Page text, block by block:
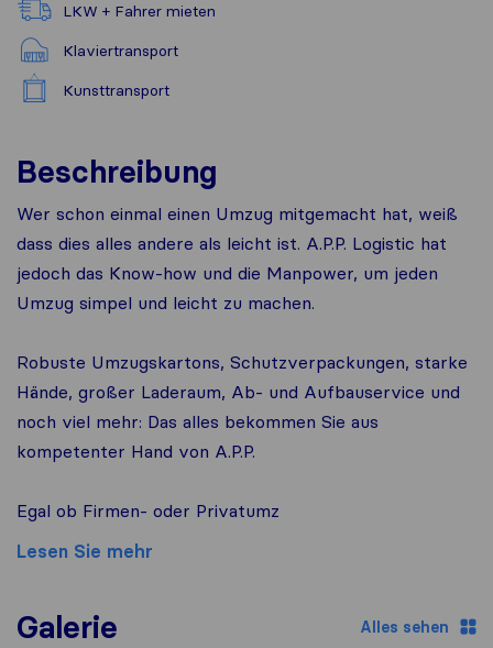
LKW + Fahrer mieten
Klaviertransport
Kunsttransport
Beschreibung
Wer schon einmal einen Umzug mitgemacht hat, weiß
dass dies alles andere als leicht ist. A.P.P. Logistic hat
jedoch das Know-how und die Manpower, um jeden
Umzug simpel und leicht zu machen.
Robuste Umzugskartons, Schutzverpackungen, starke
Hände, großer Laderaum, Ab- und Aufbauservice und
noch viel mehr: Das alles bekommen Sie aus
kompetenter Hand von A.P.P.
Egal ob Firmen- oder Privatumz
Lesen Sie mehr
Galerie Alles sehen